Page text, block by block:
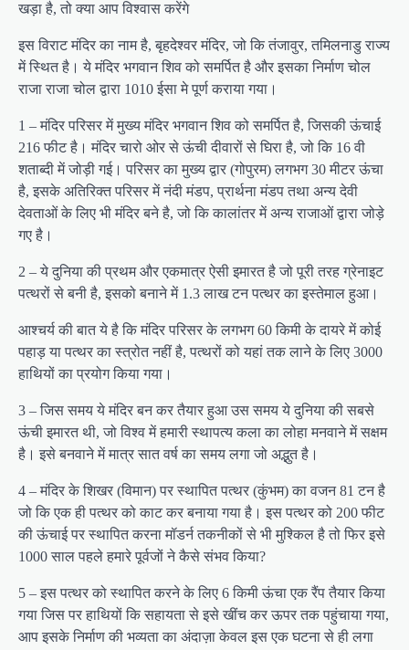
खड़ा है, तो क्या आप विश्वास करेंगे
इस विराट मंदिर का नाम है, बृहदेश्वर मंदिर, जो कि तंजावुर, तमिलनाडु राज्य
में स्थित है। ये मंदिर भगवान शिव को समर्पित है और इसका निर्माण चोल
राजा राजा चोल द्वारा 1010 ईसा मे पूर्ण कराया गया।
1 – मंदिर परिसर में मुख्य मंदिर भगवान शिव को समर्पित है, जिसकी ऊंचाई
216 फीट है। मंदिर चारो ओर से ऊंची दीवारों से घिरा है, जो कि 16 वी
शताब्दी में जोड़ी गई। परिसर का मुख्य द्वार (गोपुरम) लगभग 30 मीटर ऊंचा
है, इसके अतिरिक्त परिसर में नंदी मंडप, प्रार्थना मंडप तथा अन्य देवी
देवताओं के लिए भी मंदिर बने है, जो कि कालांतर में अन्य राजाओं द्वारा जोड़े
गए है।
2 – ये दुनिया की प्रथम और एकमात्र ऐसी इमारत है जो पूरी तरह ग्रेनाइट
पत्थरों से बनी है, इसको बनाने में 1.3 लाख टन पत्थर का इस्तेमाल हुआ।
आश्चर्य की बात ये है कि मंदिर परिसर के लगभग 60 किमी के दायरे में कोई
पहाड़ या पत्थर का स्त्रोत नहीं है, पत्थरों को यहां तक लाने के लिए 3000
हाथियों का प्रयोग किया गया।
3 – जिस समय ये मंदिर बन कर तैयार हुआ उस समय ये दुनिया की सबसे
ऊंची इमारत थी, जो विश्व में हमारी स्थापत्य कला का लोहा मनवाने में सक्षम
है। इसे बनवाने में मात्र सात वर्ष का समय लगा जो अद्भुत है।
4 – मंदिर के शिखर (विमान) पर स्थापित पत्थर (कुंभम) का वजन 81 टन है
जो कि एक ही पत्थर को काट कर बनाया गया है। इस पत्थर को 200 फीट
की ऊंचाई पर स्थापित करना मॉडर्न तकनीकों से भी मुश्किल है तो फिर इसे
1000 साल पहले हमारे पूर्वजों ने कैसे संभव किया?
5 – इस पत्थर को स्थापित करने के लिए 6 किमी ऊंचा एक रैंप तैयार किया
गया जिस पर हाथियों कि सहायता से इसे खींच कर ऊपर तक पहुंचाया गया,
आप इसके निर्माण की भव्यता का अंदाज़ा केवल इस एक घटना से ही लगा